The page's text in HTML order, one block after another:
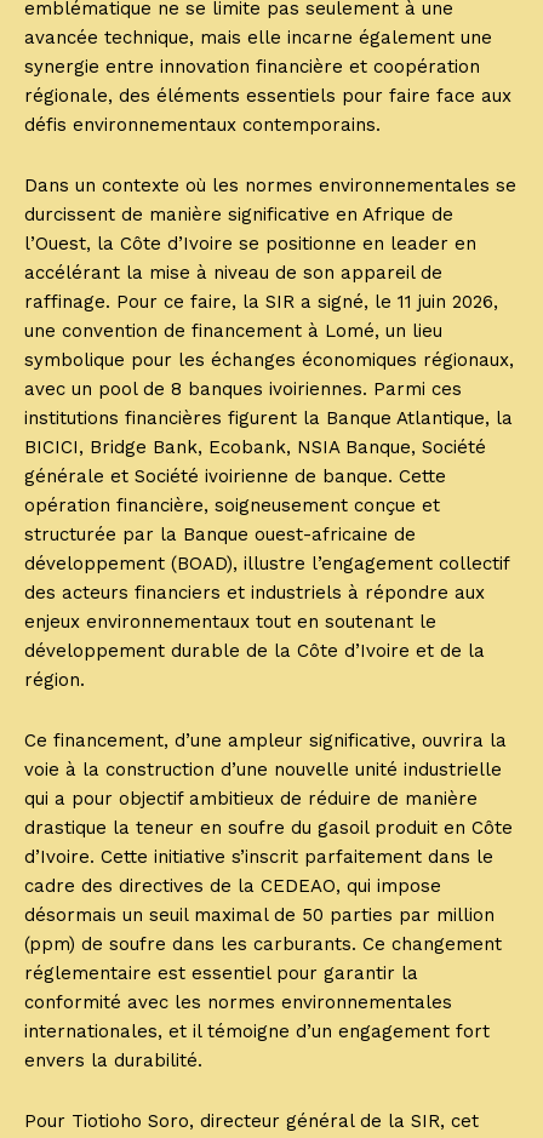
emblématique ne se limite pas seulement à une
avancée technique, mais elle incarne également une
synergie entre innovation financière et coopération
régionale, des éléments essentiels pour faire face aux
défis environnementaux contemporains.
Dans un contexte où les normes environnementales se
durcissent de manière significative en Afrique de
l’Ouest, la Côte d’Ivoire se positionne en leader en
accélérant la mise à niveau de son appareil de
raffinage. Pour ce faire, la SIR a signé, le 11 juin 2026,
une convention de financement à Lomé, un lieu
symbolique pour les échanges économiques régionaux,
avec un pool de 8 banques ivoiriennes. Parmi ces
institutions financières figurent la Banque Atlantique, la
BICICI, Bridge Bank, Ecobank, NSIA Banque, Société
générale et Société ivoirienne de banque. Cette
opération financière, soigneusement conçue et
structurée par la Banque ouest-africaine de
développement (BOAD), illustre l’engagement collectif
des acteurs financiers et industriels à répondre aux
enjeux environnementaux tout en soutenant le
développement durable de la Côte d’Ivoire et de la
région.
Ce financement, d’une ampleur significative, ouvrira la
voie à la construction d’une nouvelle unité industrielle
qui a pour objectif ambitieux de réduire de manière
drastique la teneur en soufre du gasoil produit en Côte
d’Ivoire. Cette initiative s’inscrit parfaitement dans le
cadre des directives de la CEDEAO, qui impose
désormais un seuil maximal de 50 parties par million
(ppm) de soufre dans les carburants. Ce changement
réglementaire est essentiel pour garantir la
conformité avec les normes environnementales
internationales, et il témoigne d’un engagement fort
envers la durabilité.
Pour Tiotioho Soro, directeur général de la SIR, cet